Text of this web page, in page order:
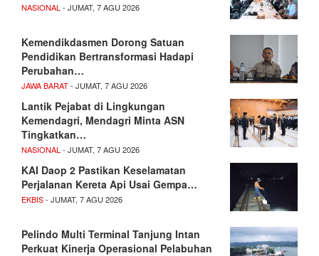
NASIONAL - JUMAT, 7 AGU 2026
Kemendikdasmen Dorong Satuan
Pendidikan Bertransformasi Hadapi
Perubahan…
JAWA BARAT- JUMAT, 7 AGU 2026
Lantik Pejabat di Lingkungan
Kemendagri, Mendagri Minta ASN
Tingkatkan…
NASIONAL - JUMAT, 7 AGU 2026
KAI Daop 2 Pastikan Keselamatan
Perjalanan Kereta Api Usai Gempa…
EKBIS- JUMAT, 7 AGU 2026
Pelindo Multi Terminal Tanjung Intan
Perkuat Kinerja Operasional Pelabuhan